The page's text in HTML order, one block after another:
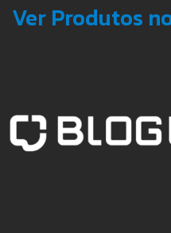
Ver Produtos